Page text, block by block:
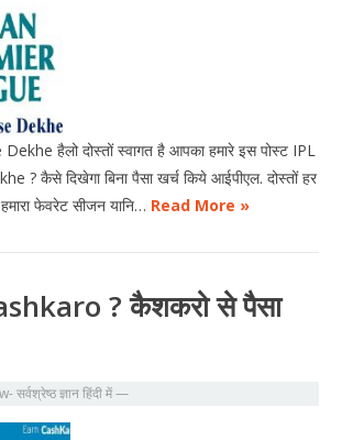
हैलो दोस्तों स्वागत है आपका हमारे इस पोस्ट IPL
? कैसे दिखेगा बिना पैसा खर्च किये आईपीएल. दोस्तों हर
फेवरेट सीजन यानि… Read More »
? कैशकरो से पैसा
सर्वश्रेष्ठ ज्ञान हिंदी में—